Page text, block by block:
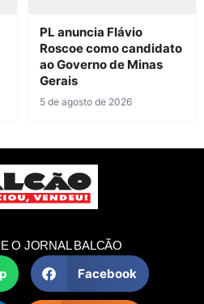
PL anuncia Flávio
Roscoe como candidato
ao Governo de Minas
Gerais
5 de agosto de 2026
O JORNAL BALCÃO
Facebook